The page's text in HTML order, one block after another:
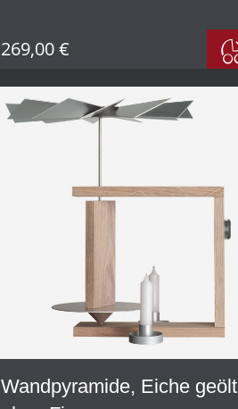
269,00 €
Wandpyramide, Eiche geölt